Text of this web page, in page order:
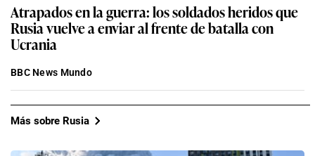
Atrapados en la guerra: los soldados heridos que
Rusia vuelve a enviar al frente de batalla con
Ucrania
BBC News Mundo
Más sobre Rusia